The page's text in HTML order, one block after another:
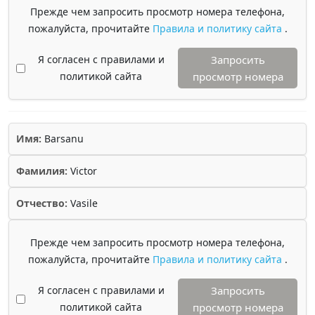
Прежде чем запросить просмотр номера телефона,
пожалуйста, прочитайте Правила и политику сайта .
Я согласен с правилами и
политикой сайта
Запросить
просмотр номера
Имя: Barsanu
Фамилия: Victor
Отчество: Vasile
Прежде чем запросить просмотр номера телефона,
пожалуйста, прочитайте Правила и политику сайта .
Я согласен с правилами и
политикой сайта
Запросить
просмотр номера